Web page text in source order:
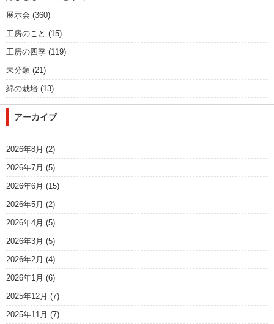
展示会 (360)
工房のこと (15)
工房の四季 (119)
未分類 (21)
綿の栽培 (13)
アーカイブ
2026年8月 (2)
2026年7月 (5)
2026年6月 (15)
2026年5月 (2)
2026年4月 (5)
2026年3月 (5)
2026年2月 (4)
2026年1月 (6)
2025年12月 (7)
2025年11月 (7)